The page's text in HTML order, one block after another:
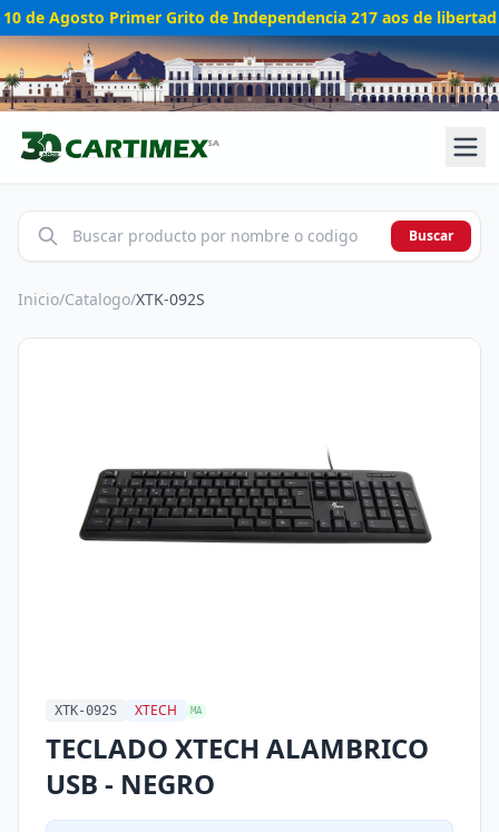
10 de Agosto Primer Grito de Independencia 217 aos de libertad
Buscar
Inicio/Catalogo/XTK-092S
XTK-092S XTECH MA
TECLADO XTECH ALAMBRICO
USB - NEGRO